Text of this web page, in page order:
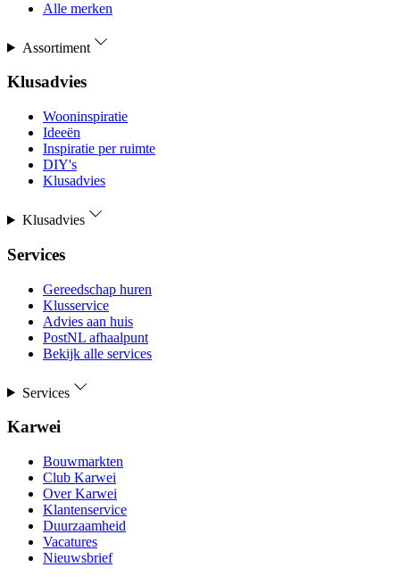
Alle merken
Assortiment
Klusadvies
Wooninspiratie
Ideeën
Inspiratie per ruimte
DIY's
Klusadvies
Klusadvies
Services
Gereedschap huren
Klusservice
Advies aan huis
PostNL afhaalpunt
Bekijk alle services
Services
Karwei
Bouwmarkten
Club Karwei
Over Karwei
Klantenservice
Duurzaamheid
Vacatures
Nieuwsbrief